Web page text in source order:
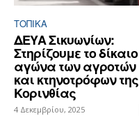
ΤΟΠΙΚΑ
ΔΕΥΑ Σικυωνίων:
Στηρίζουμε το δίκαιο
αγώνα των αγροτών
και κτηνοτρόφων της
Κορινθίας
4 Δεκεμβρίου, 2025